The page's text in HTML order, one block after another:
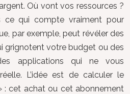
Où vont vos ressources ?
ce qui compte vraiment pour
par exemple, peut révéler des
grignotent votre budget ou des
applications qui ne vous
L’idée est de calculer le
: cet achat ou cet abonnement